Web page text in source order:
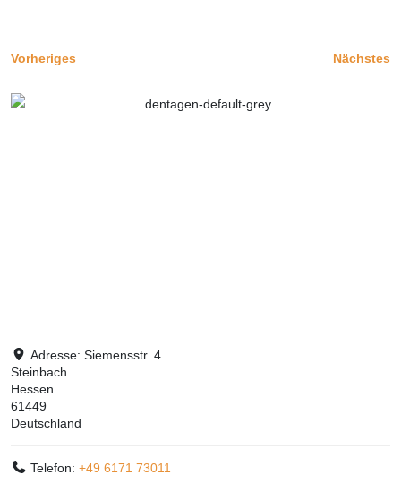
Vorheriges Nächstes
Adresse:Siemensstr. 4
Steinbach
Hessen
61449
Deutschland
Telefon:+49 6171 73011